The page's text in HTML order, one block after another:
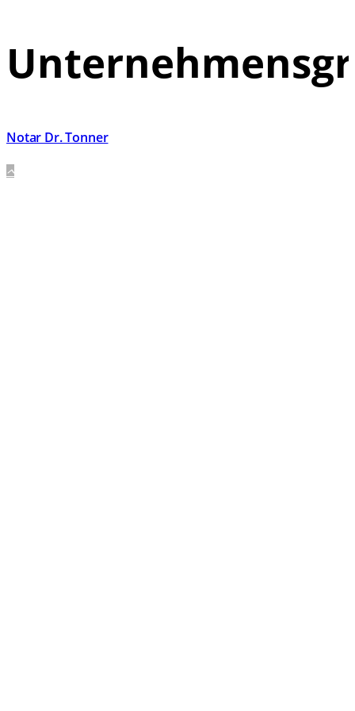
Notar Dr. Tonner